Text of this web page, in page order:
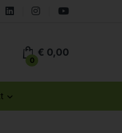
0
€ 0,00
Seine Funktionalität ist